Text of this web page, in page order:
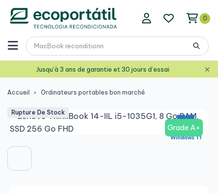
0
Jusqu’à 3 ans de garantie et 30 jours d’essai ×
Accueil Ordinateurs portables bon marché
Grade A+
Rupture De Stock